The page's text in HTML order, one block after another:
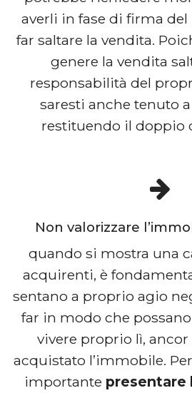
averli in fase di firma
far saltare la vendita.
genere la vendita
responsabilità del
saresti anche tenuto
restituendo il doppio
Non valorizzare
quando si mostra una
acquirenti, è
sentano a proprio agio
far in modo che
vivere proprio lì,
acquistato l’immobile.
importante presentare